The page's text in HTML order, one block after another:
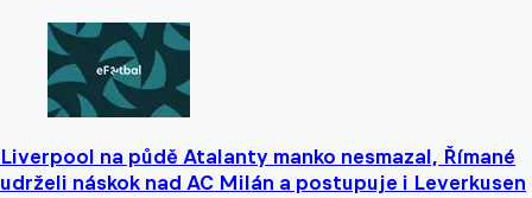
Liverpool na půdě Atalanty manko nesmazal, Římané
udrželi náskok nad AC Milán a postupuje i Leverkusen